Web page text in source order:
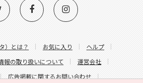
）とは？ お気に入り
ヘルプ
報の取り扱いについて
運営会社
広告掲載に関するお問い合わせ